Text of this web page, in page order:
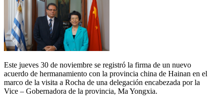
Este jueves 30 de noviembre se registró la firma de un nuevo
acuerdo de hermanamiento con la provincia china de Hainan en el
marco de la visita a Rocha de una delegación encabezada por la
Vice – Gobernadora de la provincia, Ma Yongxia.